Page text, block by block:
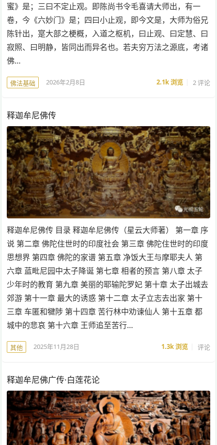
蜜》是；三曰不定止观。即陈尚书令毛喜请大师出，有一
卷，今《六妙门》是；四曰小止观，即今文是，大师为俗兄
陈针出，寔大部之梗概，入道之枢机，曰止观、曰定慧、曰
寂照、曰明静，皆同出而异名也。若夫穷万法之源底，考诸
佛…
佛法基础 2026年2月8日 2.1k浏览 2 评论
释迦牟尼佛传
释迦牟尼佛传 目录 释迦牟尼佛传（星云大师著） 第一章 序
说 第二章 佛陀住世时的印度社会 第三章 佛陀住世时的印度
思想界 第四章 佛陀的家谱 第五章 净饭大王与摩耶夫人 第
六章 蓝毗尼园中太子降诞 第七章 相者的预言 第八章 太子
少年时的教育 第九章 美丽的耶输陀罗妃 第十章 太子出城去
郊游 第十一章 最大的诱惑 第十二章 太子立志去出家 第十
三章 车匿和犍陟 第十四章 苦行林中劝谏仙人 第十五章 都
城中的悲哀 第十六章 王师追至苦行…
其他 2025年11月28日 1.3k浏览 评论
释迦牟尼佛广传·白莲花论